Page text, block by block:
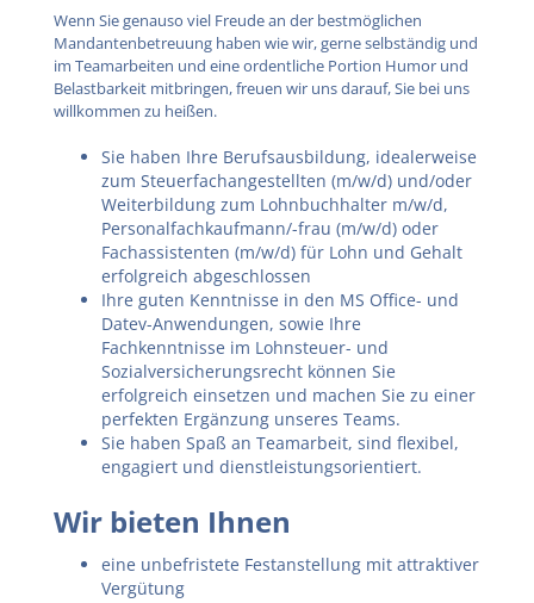
Wenn Sie genauso viel Freude an der bestmöglichen
Mandantenbetreuung haben wie wir, gerne selbständig und
im Teamarbeiten und eine ordentliche Portion Humor und
Belastbarkeit mitbringen, freuen wir uns darauf, Sie bei uns
willkommen zu heißen.
Sie haben Ihre Berufsausbildung, idealerweise
zum Steuerfachangestellten (m/w/d) und/oder
Weiterbildung zum Lohnbuchhalter m/w/d,
Personalfachkaufmann/-frau (m/w/d) oder
Fachassistenten (m/w/d) für Lohn und Gehalt
erfolgreich abgeschlossen
Ihre guten Kenntnisse in den MS Office- und
Datev-Anwendungen, sowie Ihre
Fachkenntnisse im Lohnsteuer- und
Sozialversicherungsrecht können Sie
erfolgreich einsetzen und machen Sie zu einer
perfekten Ergänzung unseres Teams.
Sie haben Spaß an Teamarbeit, sind flexibel,
engagiert und dienstleistungsorientiert.
Wir bieten Ihnen
eine unbefristete Festanstellung mit attraktiver
Vergütung